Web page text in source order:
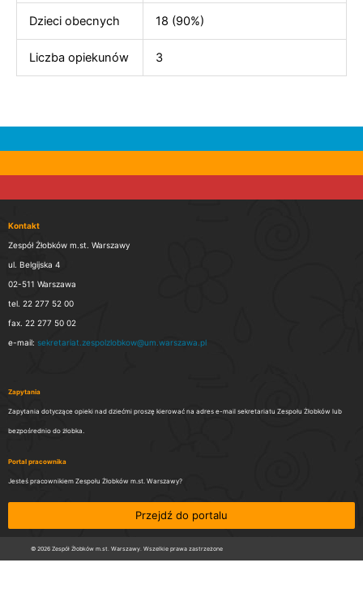
Dzieci obecnych 18 (90%)
Liczba opiekunów 3
Kontakt
Zespół Żłobków m.st. Warszawy
ul. Belgijska 4
02-511 Warszawa
tel. 22 277 52 00
fax. 22 277 50 02
e-mail: sekretariat.zespolzlobkow@um.warszawa.pl
Zapytania
Zapytania dotyczące opieki nad dziećmi proszę kierować na adres e-mail sekretariatu Zespołu Żłobków lub
bezpośrednio do żłobka.
Portal pracownika
Jesteś pracownikiem Zespołu Żłobków m.st. Warszawy?
Przejdź do portalu
© 2026 Zespół Żłobków m.st. Warszawy. Wszelkie prawa zastrzeżone